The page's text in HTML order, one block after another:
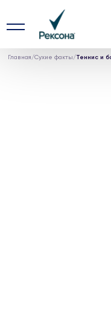
Главная /Сухие факты /